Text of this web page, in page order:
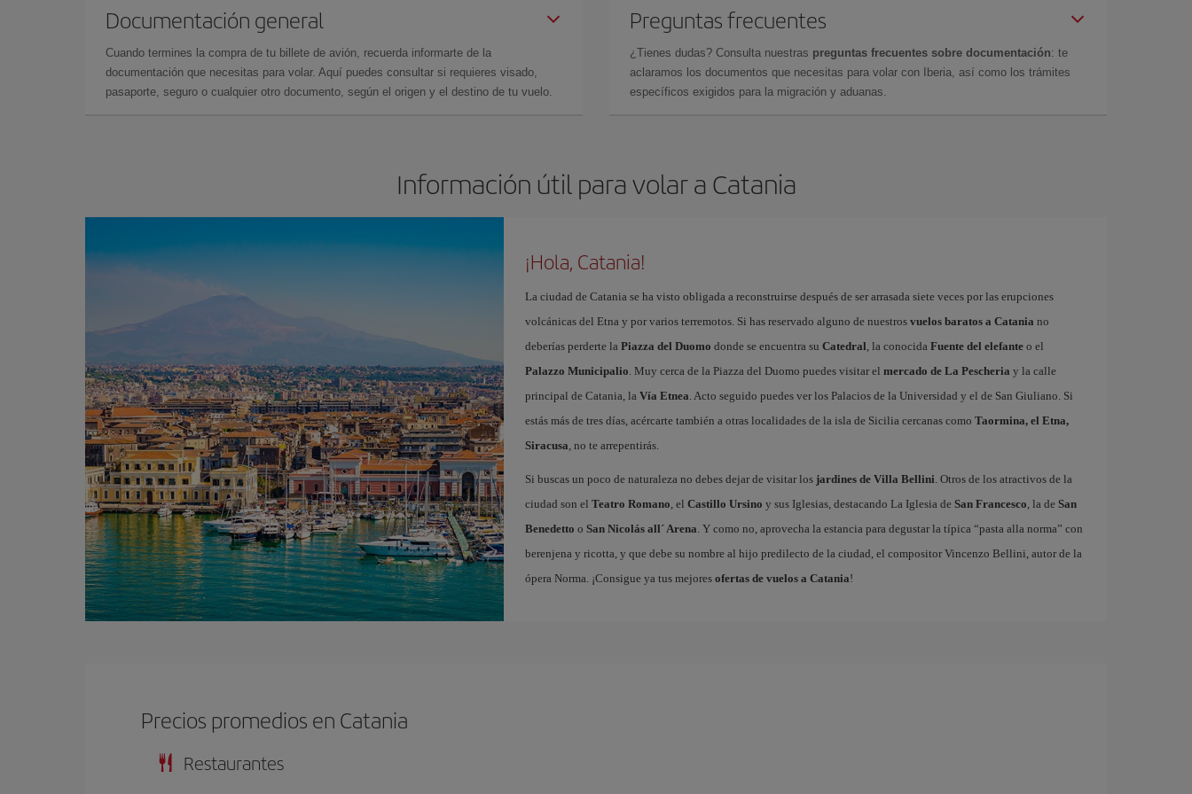
Documentación general
Cuando termines la compra de tu billete de avión, recuerda informarte de la
documentación que necesitas para volar. Aquí puedes consultar si requieres visado,
pasaporte, seguro o cualquier otro documento, según el origen y el destino de tu vuelo.
Preguntas frecuentes
¿Tienes dudas? Consulta nuestras preguntas frecuentes sobre documentación: te
aclaramos los documentos que necesitas para volar con Iberia, así como los trámites
específicos exigidos para la migración y aduanas.
Información útil para volar a Catania
¡Hola, Catania!
La ciudad de Catania se ha visto obligada a reconstruirse después de ser arrasada siete veces por las erupciones
volcánicas del Etna y por varios terremotos. Si has reservado alguno de nuestros vuelos baratos a Catania no
deberías perderte la Piazza del Duomo donde se encuentra su Catedral, la conocida Fuente del elefanteo el
Palazzo Municipalio. Muy cerca de la Piazza del Duomo puedes visitar el mercado de La Pescheria y la calle
principal de Catania, la Vía Etnea. Acto seguido puedes ver los Palacios de la Universidad y el de San Giuliano. Si
estás más de tres días, acércarte también a otras localidades de la isla de Sicilia cercanas como Taormina, el Etna,
Siracusa, no te arrepentirás.
Si buscas un poco de naturaleza no debes dejar de visitar los jardines de Villa Bellini. Otros de los atractivos de la
ciudad son el Teatro Romano, el Castillo Ursino y sus Iglesias, destacando La Iglesia de San Francesco, la de San
Benedetto o San Nicolás all´ Arena. Y como no, aprovecha la estancia para degustar la típica “pasta alla norma” con
berenjena y ricotta, y que debe su nombre al hijo predilecto de la ciudad, el compositor Vincenzo Bellini, autor de la
ópera Norma. ¡Consigue ya tus mejores ofertas de vuelos a Catania!
Precios promedios en Catania
Restaurantes